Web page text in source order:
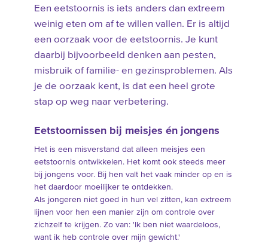
Een eetstoornis is iets anders dan extreem
weinig eten om af te willen vallen. Er is altijd
een oorzaak voor de eetstoornis. Je kunt
daarbij bijvoorbeeld denken aan pesten,
misbruik of familie- en gezinsproblemen. Als
je de oorzaak kent, is dat een heel grote
stap op weg naar verbetering.
Eetstoornissen bij meisjes én jongens
Het is een misverstand dat alleen meisjes een
eetstoornis ontwikkelen. Het komt ook steeds meer
bij jongens voor. Bij hen valt het vaak minder op en is
het daardoor moeilijker te ontdekken.
Als jongeren niet goed in hun vel zitten, kan extreem
lijnen voor hen een manier zijn om controle over
zichzelf te krijgen. Zo van: 'Ik ben niet waardeloos,
want ik heb controle over mijn gewicht.'